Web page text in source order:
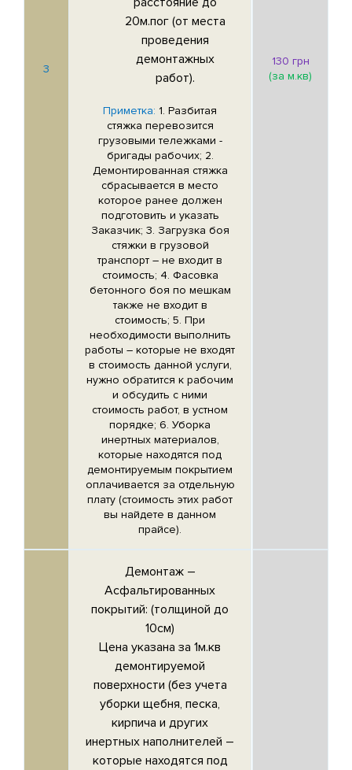
3
20м.пог (от места
проведения
демонтажных
работ).
Приметка: 1. Разбитая
стяжка перевозится
грузовыми тележками -
бригады рабочих; 2.
Демонтированная стяжка
сбрасывается в место
которое ранее должен
подготовить и указать
Заказчик; 3. Загрузка боя
стяжки в грузовой
транспорт – не входит в
стоимость; 4. Фасовка
бетонного боя по мешкам
также не входит в
стоимость; 5. При
необходимости выполнить
работы – которые не входят
в стоимость данной услуги,
нужно обратится к рабочим
и обсудить с ними
стоимость работ, в устном
порядке; 6. Уборка
инертных материалов,
которые находятся под
демонтируемым покрытием
оплачивается за отдельную
плату (стоимость этих работ
вы найдете в данном
прайсе).
130 грн
(за м.кв)
Демонтаж –
Асфальтированных
покрытий: (толщиной до
10см)
Цена указана за 1м.кв
демонтируемой
поверхности (без учета
уборки щебня, песка,
кирпича и других
инертных наполнителей –
которые находятся под